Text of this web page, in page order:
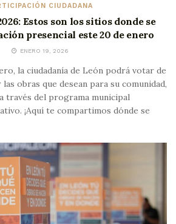
CIUDADANA
Estos son los sitios donde se
presencial este 20 de enero
ENERO 19, 2026
la ciudadanía de León podrá votar de
obras que desean para su comunidad,
través del programa municipal
¡Aquí te compartimos dónde se